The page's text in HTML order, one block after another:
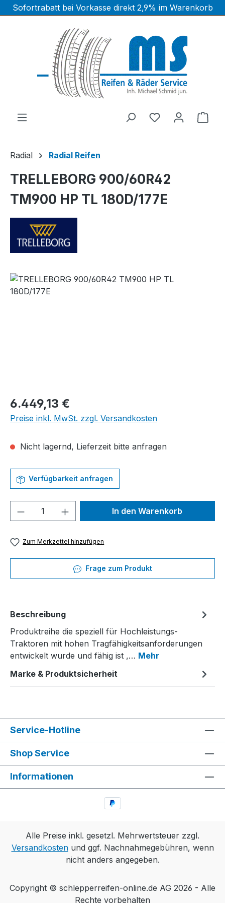
Zum Hauptinhalt springen
Sofortrabatt bei Vorkasse direkt 2,9% im Warenkorb
Radial Radial Reifen
TRELLEBORG 900/60R42
TM900 HP TL 180D/177E
Bildergalerie überspringen
Regulärer Preis:
6.449,13 €
Preise inkl. MwSt. zzgl. Versandkosten
Nicht lagernd, Lieferzeit bitte anfragen
Verfügbarkeit anfragen
Produkt Anzahl: Gib denIn den Warenkorb
Zum Merkzettel hinzufügen
Frage zum Produkt
Beschreibung
Produktreihe die speziell für Hochleistungs-
Traktoren mit hohen Tragfähigkeitsanforderungen
entwickelt wurde und fähig ist ,… Mehr
Marke & Produktsicherheit
Service-Hotline
Shop Service
Informationen
Alle Preise inkl. gesetzl. Mehrwertsteuer zzgl.
Versandkostenund ggf. Nachnahmegebühren, wenn
nicht anders angegeben.
Copyright © schlepperreifen-online.de AG 2026 - Alle
Rechte vorbehalten